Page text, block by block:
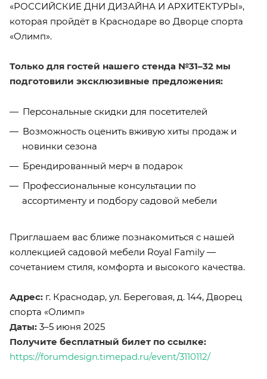
«РОССИЙСКИЕ ДНИ ДИЗАЙНА И АРХИТЕКТУРЫ»,
которая пройдёт в Краснодаре во Дворце спорта
«Олимп».
Только для гостей нашего стенда №31–32 мы
подготовили эксклюзивные предложения:
Персональные скидки для посетителей
Возможность оценить вживую хиты продаж и
новинки сезона
Брендированный мерч в подарок
Профессиональные консультации по
ассортименту и подбору садовой мебели
Приглашаем вас ближе познакомиться с нашей
коллекцией садовой мебели Royal Family —
сочетанием стиля, комфорта и высокого качества.
Адрес: г. Краснодар, ул. Береговая, д. 144, Дворец
спорта «Олимп»
Даты: 3–5 июня 2025
Получите бесплатный билет по ссылке:
https://forumdesign.timepad.ru/event/3110112/